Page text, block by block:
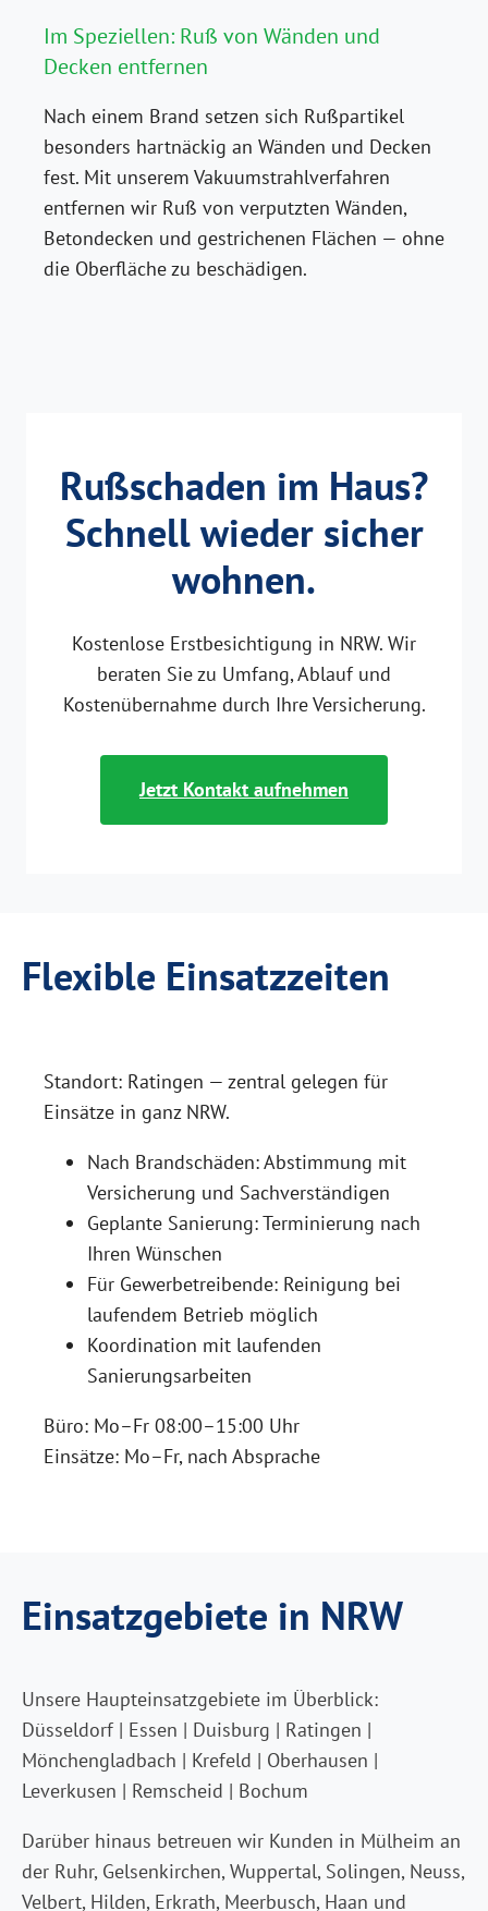
Im Speziellen: Ruß von Wänden und
Decken entfernen
Nach einem Brand setzen sich Rußpartikel
besonders hartnäckig an Wänden und Decken
fest. Mit unserem Vakuumstrahlverfahren
entfernen wir Ruß von verputzten Wänden,
Betondecken und gestrichenen Flächen — ohne
die Oberfläche zu beschädigen.
Rußschaden im Haus?
Schnell wieder sicher
wohnen.
Kostenlose Erstbesichtigung in NRW. Wir
beraten Sie zu Umfang, Ablauf und
Kostenübernahme durch Ihre Versicherung.
Jetzt Kontakt aufnehmen
Flexible Einsatzzeiten
Standort: Ratingen — zentral gelegen für
Einsätze in ganz NRW.
Nach Brandschäden: Abstimmung mit
Versicherung und Sachverständigen
Geplante Sanierung: Terminierung nach
Ihren Wünschen
Für Gewerbetreibende: Reinigung bei
laufendem Betrieb möglich
Koordination mit laufenden
Sanierungsarbeiten
Büro: Mo–Fr 08:00–15:00 Uhr
Einsätze: Mo–Fr, nach Absprache
Einsatzgebiete in NRW
Unsere Haupteinsatzgebiete im Überblick:
Düsseldorf | Essen | Duisburg | Ratingen |
Mönchengladbach | Krefeld | Oberhausen |
Leverkusen | Remscheid | Bochum
Darüber hinaus betreuen wir Kunden in Mülheim an
der Ruhr, Gelsenkirchen, Wuppertal, Solingen, Neuss,
Velbert, Hilden, Erkrath, Meerbusch, Haan und